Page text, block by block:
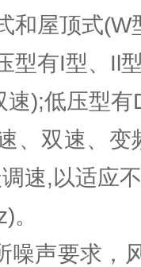
和屋顶式(W
型有I型、Il
速);低压型有
、双速、
速,以适应
噪声要求，